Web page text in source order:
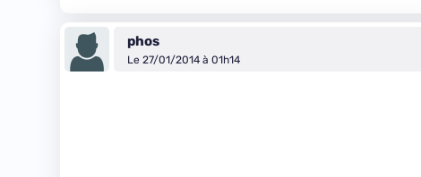
phos
Le 27/01/2014 à 01h14